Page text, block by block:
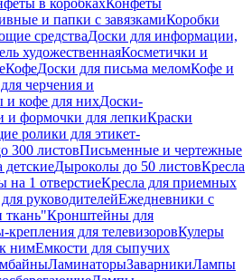
в коробкахКонфеты
и папки с завязкамиКоробки
средстваДоски для информации,
художественнаяКосметички и
КофеДоски для письма меломКофе и
черчения и
кофе для нихДоски-
и формочки для лепкиКраски
ролики для этикет-
300 листовПисьменные и чертежные
детскиеДыроколы до 50 листовКресла
на 1 отверстиеКресла для приемных
руководителейЕжедневники с
ткань"Кронштейны для
для телевизоровКулеры
нимЕмкости для сыпучих
ЛаминаторыЗаварникиЛампы